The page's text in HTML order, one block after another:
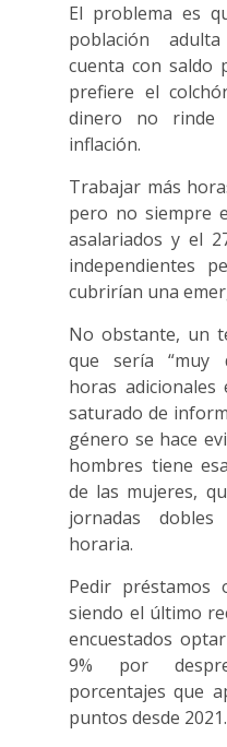
El problema es
población
cuenta con saldo
prefiere el
dinero no
inflación.
Trabajar más
pero no siempre
asalariados y el
independientes
cubrirían una
No obstante, un
que sería “muy
horas
saturado de
género se hace
hombres tiene
de las mujeres,
jornadas
horaria.
Pedir préstamos
siendo el último
encuestados
9% por
porcentajes que
puntos desde 2021.